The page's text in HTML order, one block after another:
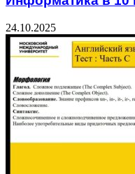
24.10.2025